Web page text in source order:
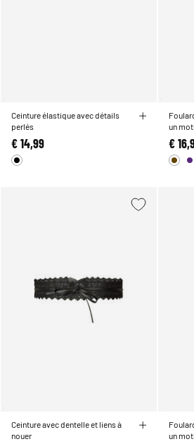
Ceinture élastique avec détails
perlés
€ 14,99
un
€
Ceinture avec dentelle et liens à
nouer
un